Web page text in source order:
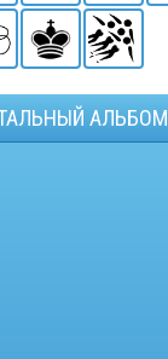
АЛЬБОМ